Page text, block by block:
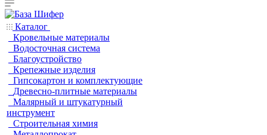
Каталог
Кровельные материалы
Водосточная система
Благоустройство
Крепежные изделия
Гипсокартон и комплектующие
Древесно-плитные материалы
Малярный и штукатурный
инструмент
Строительная химия